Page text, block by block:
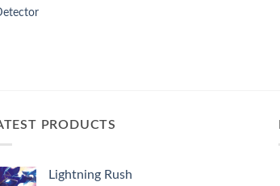
PRODUCTS
Lightning Rush